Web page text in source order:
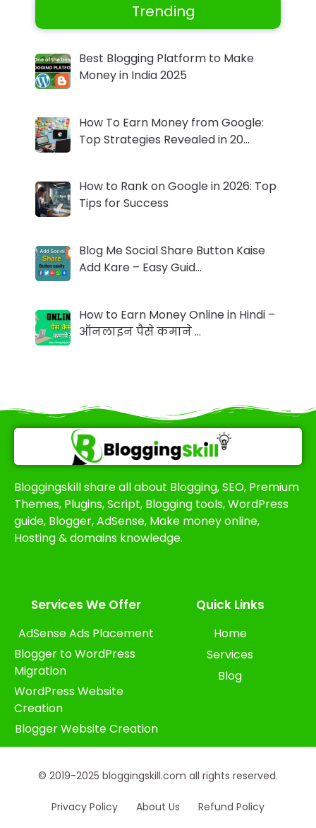
Trending
Best Blogging Platform to Make
Money in India 2025
How To Earn Money from Google:
Top Strategies Revealed in 20…
How to Rank on Google in 2026: Top
Tips for Success
Blog Me Social Share Button Kaise
Add Kare – Easy Guid…
How to Earn Money Online in Hindi –
ऑनलाइन पैसे कमाने …
Bloggingskill share all about Blogging, SEO, Premium
Themes, Plugins, Script, Blogging tools, WordPress
guide, Blogger, AdSense, Make money online,
Hosting & domains knowledge.
Services We Offer​
AdSense Ads Placement
Blogger to WordPress
Migration
WordPress Website
Creation
Blogger Website Creation
Quick Links
Home
Services
Blog
© 2019-2025 bloggingskill.com all rights reserved.
Privacy Policy About Us Refund Policy